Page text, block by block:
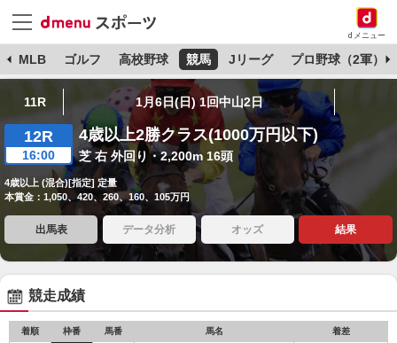
dメニュー
MLB ゴルフ 高校野球 競馬 Jリーグ プロ野球（2軍）
11R 1月6日(日) 1回中山2日
12R
16:00
4歳以上2勝クラス(1000万円以下)
芝 右 外回り・2,200m 16頭
4歳以上 (混合)[指定] 定量
本賞金：1,050、420、260、160、105万円
出馬表 データ分析 オッズ 結果
競走成績
着順 枠番 馬番 馬名 着差